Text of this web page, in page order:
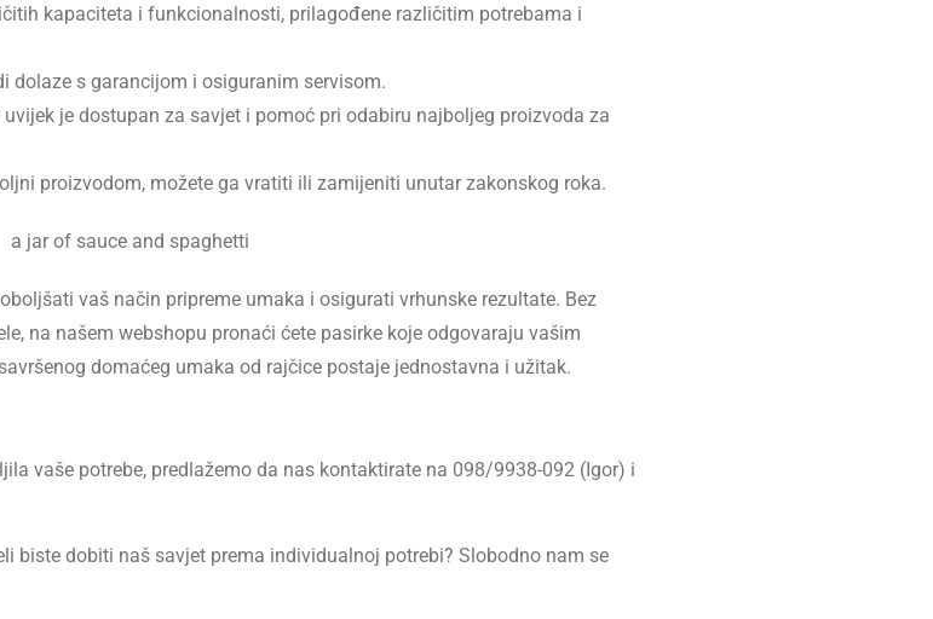
kapaciteta i funkcionalnosti, prilagođene različitim potrebama i
dolaze s garancijom i osiguranim servisom.
je dostupan za savjet i pomoć pri odabiru najboljeg proizvoda za
proizvodom, možete ga vratiti ili zamijeniti unutar zakonskog roka.
vaš način pripreme umaka i osigurati vrhunske rezultate. Bez
na našem webshopu pronaći ćete pasirke koje odgovaraju vašim
domaćeg umaka od rajčice postaje jednostavna i užitak.
vaše potrebe, predlažemo da nas kontaktirate na 098/9938-092 (Igor) i
biste dobiti naš savjet prema individualnoj potrebi? Slobodno nam se